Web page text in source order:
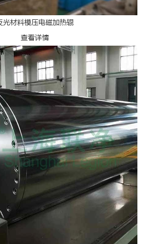
光材料模压电磁加热辊
查看详情